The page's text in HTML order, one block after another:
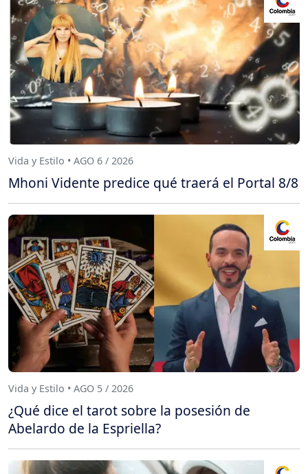
Vida y Estilo • AGO 6 / 2026
Mhoni Vidente predice qué traerá el Portal 8/8
Vida y Estilo • AGO 5 / 2026
¿Qué dice el tarot sobre la posesión de
Abelardo de la Espriella?